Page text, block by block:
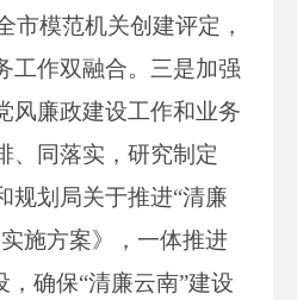
市模范机关创建评定，
工作双融合。三是加强
风廉政建设工作和业务
、同落实，研究制定
规划局关于推进“清廉
施方案》，一体推进
，确保“清廉云南”建设